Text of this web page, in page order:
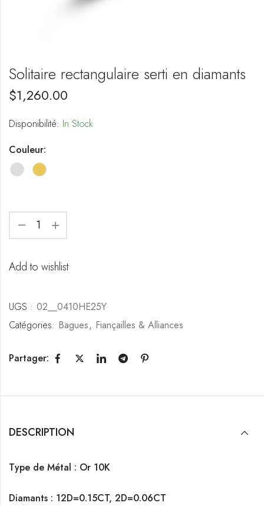
Solitaire rectangulaire serti en diamants
$1,260.00
Disponibilité: In Stock
Couleur:
Add to wishlist
UGS : 02__0410HE25Y
Catégories: Bagues, Fiançailles & Alliances
Partager:
DESCRIPTION
Type de Métal : Or 10K
Diamants : 12D=0.15CT, 2D=0.06CT